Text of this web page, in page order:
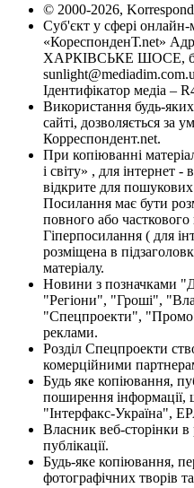
© 2000-2026,
Суб'єкт у сфері онлайн-
«КореспонденТ.net»
ХАРКІВСЬКЕ ШОСЕ,
Ідентифікатор медіа –
Використання будь-
сайті, дозволяється за
Корреспондент.net.
При копіюванні
і світу» , для інтернет
відкрите для
Посилання має бути
повного або часткового
Гіперпосилання ( для
розміщена в
матеріалу.
Новини з позначками
"Регіони", "Гроші",
"Спецпроекти",
реклами.
Розділ Спецпроекти
комерційними
Будь яке копіювання,
поширення інформації,
"Інтерфакс-Україна",
Власник веб-сторінки в
публікації.
Будь-яке копіювання,
фотографічних творів